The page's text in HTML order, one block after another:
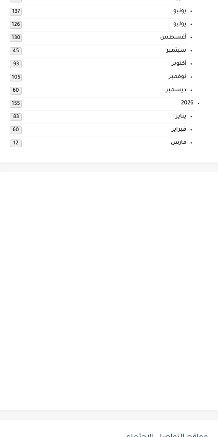
يونيو 137
يوليو 126
أغسطس 130
سبتمبر 45
أكتوبر 93
نوفمبر 105
ديسمبر 60
2026
155
يناير 83
فبراير 60
مارس 12